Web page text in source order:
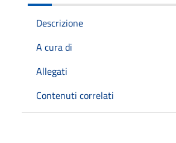
Descrizione
A cura di
Allegati
Contenuti correlati